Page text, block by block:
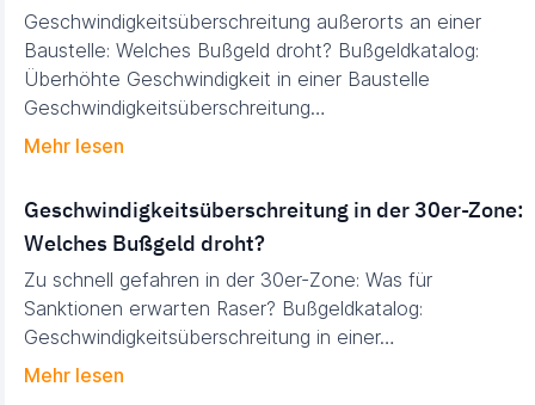
Geschwindigkeitsüberschreitung außerorts an einer
Baustelle: Welches Bußgeld droht? Buß­­­­geldkatalog:
Überhöhte Geschwindigkeit in einer Baustelle
Geschwindigkeitsüberschreitung…
Mehr lesen
Ge­schwin­dig­keits­über­schrei­tung in der 30er-Zone:
Wel­ches Buß­geld droht?
Zu schnell gefahren in der 30er-Zone: Was für
Sanktionen erwarten Raser? Bußgeldkatalog:
Geschwindigkeits­überschreitung in einer…
Mehr lesen